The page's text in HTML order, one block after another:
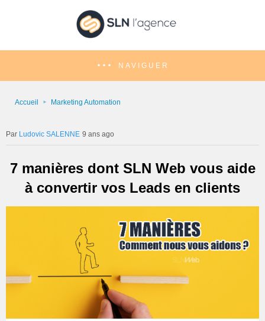
NAVIGUER
Accueil Marketing Automation
Ludovic SALENNE 9 ans ago
7 manières dont SLN Web vous aide
à convertir vos Leads en clients